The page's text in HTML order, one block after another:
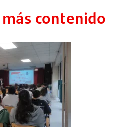
contenido